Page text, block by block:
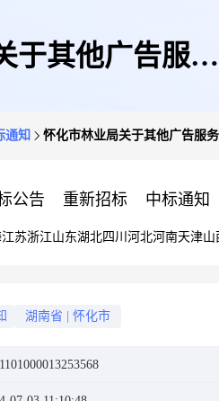
于其他广告服务
通知 怀化市林业局关于其他广告服
公告 重新招标 中标通知
江苏浙江山东湖北四川 河北河南天津山
湖南省 怀化市